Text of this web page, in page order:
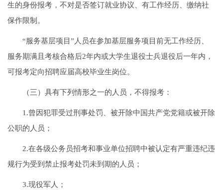
生的身份报考，不对是否签订就业协议、有工作经历、缴纳社
保作限制。
“服务基层项目”人员在参加基层服务项目前无工作经历、
服务期满且考核合格后2年内或大学生退役士兵退役后一年内，
可报考定向招聘应届高校毕业生岗位。
（三）具有下列情形之一的人员，不得报考：
1.曾因犯罪受过刑事处罚、被开除中国共产党党籍或被开除
公职的人员；
2.在各级公务员招考和事业单位招聘中被认定有严重违纪违
规行为受到禁止报考处罚未到期的人员；
3.现役军人；